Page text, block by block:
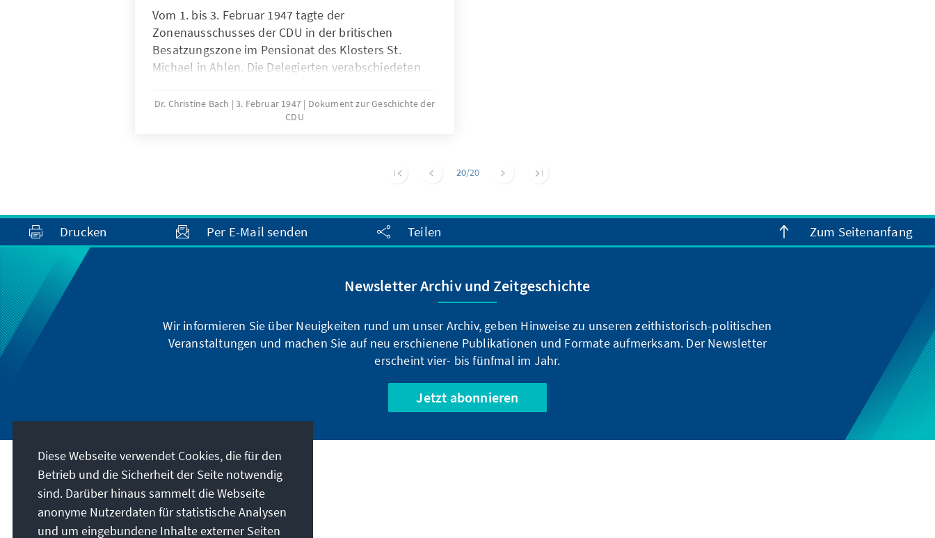
Vom 1. bis 3. Februar 1947 tagte der
Zonenausschusses der CDU in der britischen
Besatzungszone im Pensionat des Klosters St.
Michael in Ahlen. Die Delegierten verabschiedeten
sich die CDU "für die „Überwindung von
Kapitalismus und Marxismus“ aussprach.
Dr. Christine Bach 3. Februar 1947
Dokument zur Geschichte der
CDU
20/20
Drucken Per E-Mail senden Teilen Zum Seitenanfang
Newsletter Archiv und Zeitgeschichte
Wir informieren Sie über Neuigkeiten rund um unser Archiv, geben Hinweise zu unseren zeithistorisch-politischen
Veranstaltungen und machen Sie auf neu erschienene Publikationen und Formate aufmerksam. Der Newsletter
erscheint vier- bis fünfmal im Jahr.
Jetzt abonnieren
Besuchen Sie auch
Digitales Lernportal Adenauer Campus
Diese Webseite verwendet Cookies, die für den
Betrieb und die Sicherheit der Seite notwendig
sind. Darüber hinaus sammelt die Webseite
anonyme Nutzerdaten für statistische Analysen
und um eingebundene Inhalte externer Seiten